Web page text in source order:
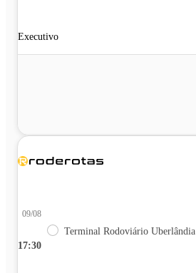
Executivo
17:30
09/08
Terminal Rodoviário Uberlândia